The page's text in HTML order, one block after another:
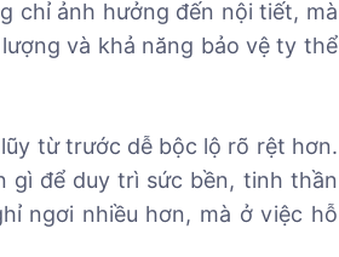
chỉ ảnh hưởng đến nội tiết, mà
và khả năng bảo vệ ty thể
từ trước dễ bộc lộ rõ rệt hơn.
gì để duy trì sức bền, tinh thần
ngơi nhiều hơn, mà ở việc hỗ